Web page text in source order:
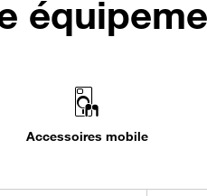
Accessoires mobile